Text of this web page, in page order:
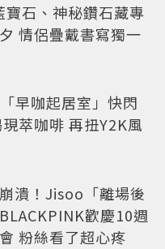
石、神秘鑽石藏專
情侶疊戴書寫獨一
早咖起居室」快閃
萃咖啡 再扭Y2K風
潰！Jisoo「離場後
歡慶10週
粉絲看了超心疼